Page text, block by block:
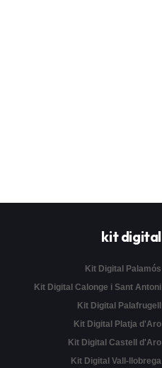
kit digital
Kit Digital Palamós
Kit Digital Calonge i Sant Antoni
Kit Digital Palafrugell
Kit Digital Platja d'Aro
Kit Digital Castell d'Aro
Kit Digital Vall-llobrega